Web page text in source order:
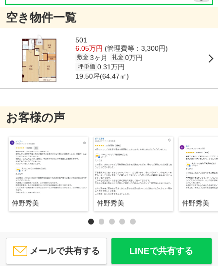
空き物件一覧
501
6.05万円 (管理費等：3,300円)
敷金 3ヶ月 礼金 0万円
坪単価 0.31万円
19.50坪(64.47㎡)
お客様の声
仲野秀美 仲野秀美 仲野秀美
メールで共有する LINEで共有する